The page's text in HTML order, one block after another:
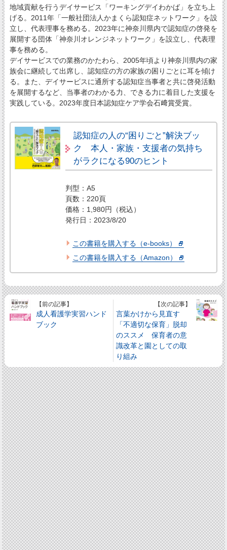
地域貢献を行うデイサービス「ワーキングデイわかば」を立ち上
げる。2011年「一般社団法人かまくら認知症ネットワーク」を設
立し、代表理事を務める。2023年に神奈川県内で認知症の啓発を
展開する団体「神奈川オレンジネットワーク」を設立し、代表理
事を務める。
デイサービスでの業務のかたわら、2005年頃より神奈川県内の家
族会に継続して出席し、認知症の方の家族の困りごとに耳を傾け
る。また、デイサービスに通所する認知症当事者と共に啓発活動
を展開するなど、当事者のわかる力、できる力に着目した支援を
実践している。2023年度日本認知症ケア学会石﨑賞受賞。
認知症の人の“困りごと”解決ブッ
ク 本人・家族・支援者の気持ち
がラクになる90のヒント
判型：A5
頁数：220頁
価格：1,980円（税込）
発行日：2023/8/20
この書籍を購入する（e-books）
この書籍を購入する（Amazon）
【前の記事】
成人看護学実習ハンド
ブック
【次の記事】
言葉かけから見直す
「不適切な保育」脱却
のススメ 保育者の意
識改革と園としての取
り組み